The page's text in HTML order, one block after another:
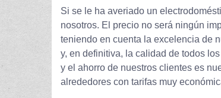
Si se le ha averiado un
nosotros. El precio no será ningún
teniendo en cuenta la excelencia de
y, en definitiva, la calidad de todos
y el ahorro de nuestros clientes es
alrededores con tarifas muy